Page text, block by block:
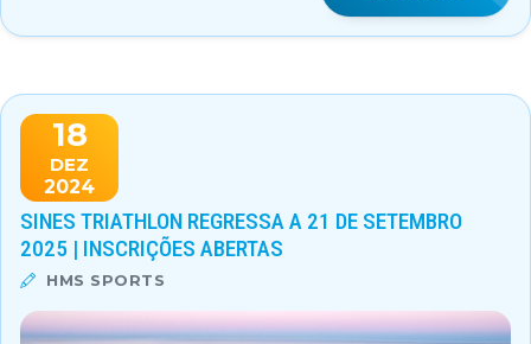
18
DEZ
2024
SINES TRIATHLON REGRESSA A 21 DE SETEMBRO
2025 | INSCRIÇÕES ABERTAS
HMS SPORTS